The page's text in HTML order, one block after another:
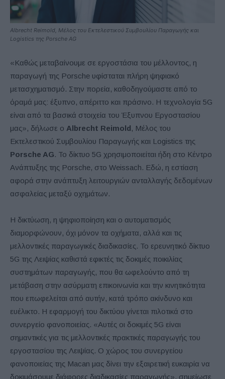
Albrecht Reimold, Μέλος του Εκτελεστικού Συμβουλίου Παραγωγής και
Logistics της Porsche AG
«Καθώς μεταβαίνουμε σε εργοστάσια του μέλλοντος, η
παραγωγή της Porsche υφίσταται πλήρη ψηφιακό
μετασχηματισμό. Στην πορεία, καθοδηγούμαστε από το
όραμά μας: έξυπνο, απέριττο και πράσινο. Η τεχνολογία 5G
είναι από τα βασικά στοιχεία του Έξυπνου Εργοστασίου
μας», δήλωσε ο Albrecht Reimold, Μέλος του
Εκτελεστικού Συμβουλίου Παραγωγής και Logistics της
Porsche AG. Το δίκτυο 5G χρησιμοποιείται ήδη στο Κέντρο
Ανάπτυξης της Porsche, στο Weissach. Εδώ, η εστίαση
αφορά στην ανάπτυξη λειτουργιών ανταλλαγής δεδομένων
ασφαλείας μεταξύ οχημάτων.
Η δικτύωση, η ψηφιοποίηση και ο αυτοματισμός
διαμορφώνουν, όχι μόνον τα οχήματα, αλλά και τις
μελλοντικές παραγωγικές διαδικασίες. Το ερευνητικό δίκτυο
5G της Λειψίας καθιστά εφικτές τις δοκιμές ποικιλίας
συστημάτων παραγωγής, που θα ωφελούντο από τη
μετάβαση στην ασύρματη επικοινωνία και την κινητικότητα
που επωφελείται από αυτήν, κατά τρόπο ακίνδυνο και
ευέλικτο. Η εφαρμογή του δικτύου γίνεται πιλοτικά στο
συνεργείο φανοποιείας. «Αυτές οι δοκιμές 5G είναι
σημαντικές για τις μελλοντικές πρακτικές παραγωγής του
εργοστασίου της Λειψίας. Ο χώρος του συνεργείου
φανοποιείας της Macan μας δίνει την εξαιρετική ευκαιρία να
δοκιμάσουμε διάφορες διαδικασίες παραγωγής», σημείωσε